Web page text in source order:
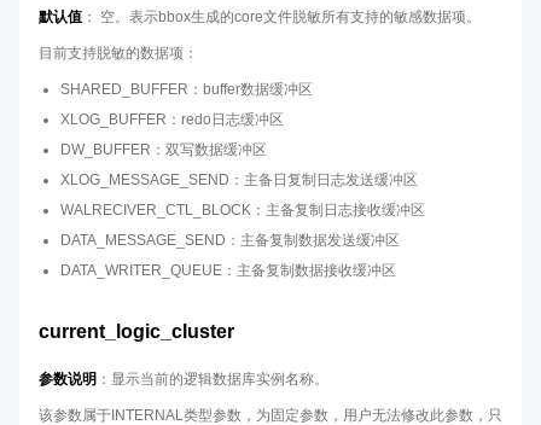
默认值 ： 空。表示bbox生成的core文件脱敏所有支持的敏感数据项。
目前支持脱敏的数据项：
SHARED_BUFFER：buffer数据缓冲区
XLOG_BUFFER：redo日志缓冲区
DW_BUFFER：双写数据缓冲区
XLOG_MESSAGE_SEND：主备日复制日志发送缓冲区
WALRECIVER_CTL_BLOCK：主备复制日志接收缓冲区
DATA_MESSAGE_SEND：主备复制数据发送缓冲区
DATA_WRITER_QUEUE：主备复制数据接收缓冲区
current_logic_cluster
参数说明 ：显示当前的逻辑数据库实例名称。
该参数属于INTERNAL类型参数，为固定参数，用户无法修改此参数，只